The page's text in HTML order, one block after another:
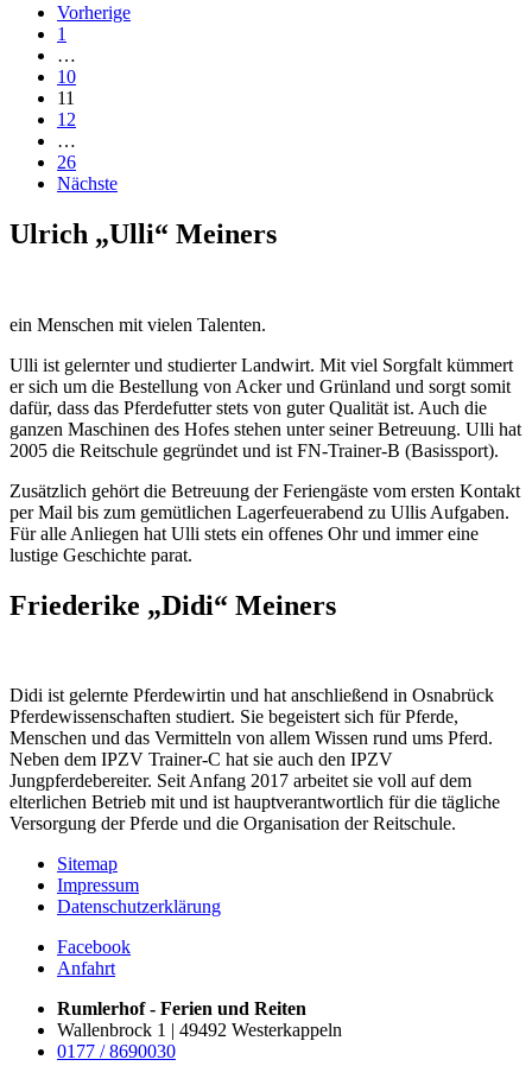
Vorherige
1
…
10
11
12
…
26
Nächste
Ulrich „Ulli“ Meiners
ein Menschen mit vielen Talenten.
Ulli ist gelernter und studierter Landwirt. Mit viel Sorgfalt kümmert
er sich um die Bestellung von Acker und Grünland und sorgt somit
dafür, dass das Pferdefutter stets von guter Qualität ist. Auch die
ganzen Maschinen des Hofes stehen unter seiner Betreuung. Ulli hat
2005 die Reitschule gegründet und ist FN-Trainer-B (Basissport).
Zusätzlich gehört die Betreuung der Feriengäste vom ersten Kontakt
per Mail bis zum gemütlichen Lagerfeuerabend zu Ullis Aufgaben.
Für alle Anliegen hat Ulli stets ein offenes Ohr und immer eine
lustige Geschichte parat.
Friederike „Didi“ Meiners
Didi ist gelernte Pferdewirtin und hat anschließend in Osnabrück
Pferdewissenschaften studiert. Sie begeistert sich für Pferde,
Menschen und das Vermitteln von allem Wissen rund ums Pferd.
Neben dem IPZV Trainer-C hat sie auch den IPZV
Jungpferdebereiter. Seit Anfang 2017 arbeitet sie voll auf dem
elterlichen Betrieb mit und ist hauptverantwortlich für die tägliche
Versorgung der Pferde und die Organisation der Reitschule.
Sitemap
Impressum
Datenschutzerklärung
Facebook
Anfahrt
Rumlerhof - Ferien und Reiten
Wallenbrock 1 | 49492 Westerkappeln
0177 / 8690030